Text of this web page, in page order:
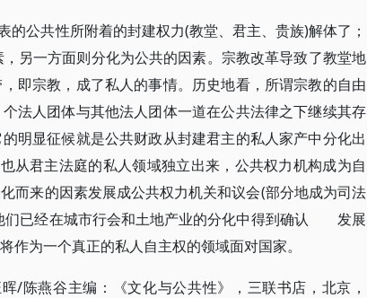
公共性所附着的封建权力(教堂、君主、贵族)解体了；
另一方面则分化为公共的因素。宗教改革导致了教堂地
即宗教，成了私人的事情。历史地看，所谓宗教的自由
法人团体与其他法人团体一道在公共法律之下继续其存
明显征候就是公共财政从封建君主的私人家产中分化出
从君主法庭的私人领域独立出来，公共权力机构成为自
而来的因素发展成公共权力机关和议会(部分地成为司法
已经在城市行会和土地产业的分化中得到确认 发展
为一个真正的私人自主权的领域面对国家。
/陈燕谷主编：《文化与公共性》，三联书店，北京，